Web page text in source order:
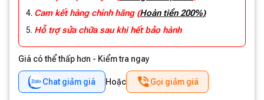
Cam kết hàng chính hãng (Hoàn tiền 200%)
Hỗ trợ sửa chữa sau khi hết bảo hành
Giá có thể thấp hơn - Kiểm tra ngay
Chat giảm giá Hoặc Gọi giảm giá